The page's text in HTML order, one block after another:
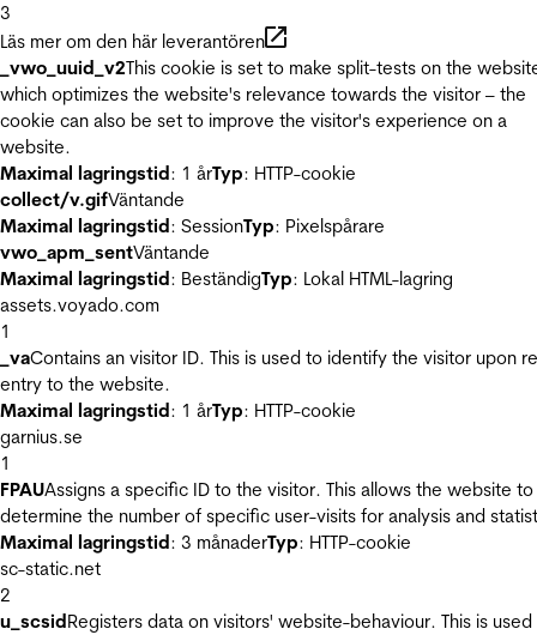
3
Läs mer om den här leverantören
_vwo_uuid_v2This cookie is set to make split-tests on the
which optimizes the website's relevance towards the visitor – the
cookie can also be set to improve the visitor's experience on a
website.
Maximal lagringstid: 1 årTyp: HTTP-cookie
collect/v.gifVäntande
Maximal lagringstid: SessionTyp: Pixelspårare
vwo_apm_sentVäntande
Maximal lagringstid: BeständigTyp: Lokal HTML-lagring
assets.voyado.com
1
_vaContains an visitor ID. This is used to identify the visitor upon
entry to the website.
Maximal lagringstid: 1 årTyp: HTTP-cookie
garnius.se
1
FPAUAssigns a specific ID to the visitor. This allows the website to
determine the number of specific user-visits for analysis and
Maximal lagringstid: 3 månaderTyp: HTTP-cookie
sc-static.net
2
u_scsidRegisters data on visitors' website-behaviour. This is